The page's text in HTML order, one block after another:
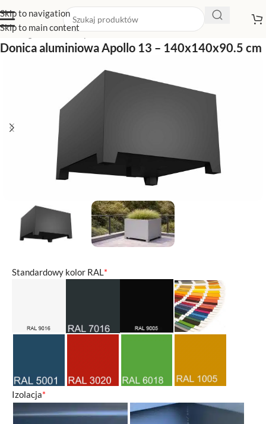
Skip to navigation
Skip to main content
Strona główna/Sklep z donicami/Donice na nóżkach
Donica aluminiowa Apollo 13 – 140x140x90.5 cm
*
Standardowy kolor RAL
*
Izolacja